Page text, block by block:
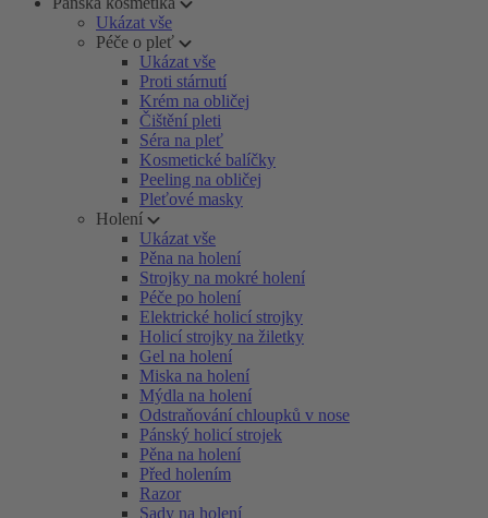
Ukázat vše
Péče o pleť
Ukázat vše
Proti stárnutí
Krém na obličej
Čištění pleti
Séra na pleť
Kosmetické balíčky
Peeling na obličej
Pleťové masky
Holení
Ukázat vše
Pěna na holení
Strojky na mokré holení
Péče po holení
Elektrické holicí strojky
Holicí strojky na žiletky
Gel na holení
Miska na holení
Mýdla na holení
Odstraňování chloupků v nose
Pánský holicí strojek
Pěna na holení
Před holením
Razor
Sady na holení